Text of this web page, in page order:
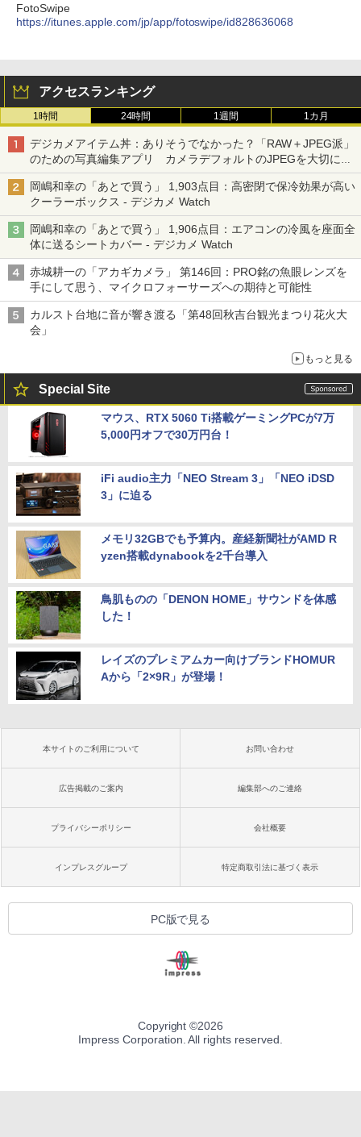
FotoSwipe
https://itunes.apple.com/jp/app/fotoswipe/id828636068
アクセスランキング
1時間 24時間 1週間 1カ月
デジカメアイテム丼：ありそうでなかった？「RAW＋JPEG派」
のための写真編集アプリ カメラデフォルトのJPEGを大切にす
る「Filmator」
岡嶋和幸の「あとで買う」 1,903点目：高密閉で保冷効果が高い
クーラーボックス - デジカメ Watch
岡嶋和幸の「あとで買う」 1,906点目：エアコンの冷風を座面全
体に送るシートカバー - デジカメ Watch
赤城耕一の「アカギカメラ」 第146回：PRO銘の魚眼レンズを
手にして思う、マイクロフォーサーズへの期待と可能性
カルスト台地に音が響き渡る「第48回秋吉台観光まつり花火大
会」
もっと見る
Special Site
マウス、RTX 5060 Ti搭載ゲーミングPCが7万
5,000円オフで30万円台！
iFi audio主力「NEO Stream 3」「NEO iDSD
3」に迫る
メモリ32GBでも予算内。産経新聞社がAMD R
yzen搭載dynabookを2千台導入
鳥肌ものの「DENON HOME」サウンドを体感
した！
レイズのプレミアムカー向けブランドHOMUR
Aから「2×9R」が登場！
本サイトのご利用について お問い合わせ
広告掲載のご案内 編集部へのご連絡
プライバシーポリシー 会社概要
インプレスグループ 特定商取引法に基づく表示
PC版で見る
Copyright ©2026
Impress Corporation. All rights reserved.